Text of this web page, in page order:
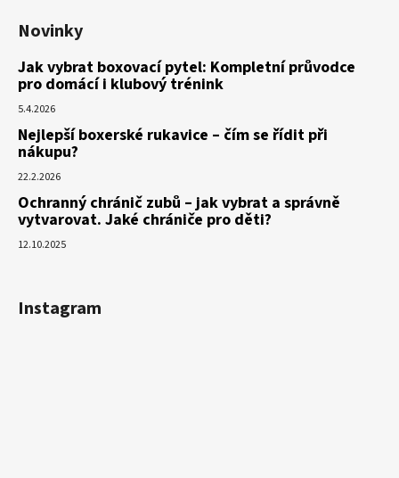
Novinky
Jak vybrat boxovací pytel: Kompletní průvodce
pro domácí i klubový trénink
5.4.2026
Nejlepší boxerské rukavice – čím se řídit při
nákupu?
22.2.2026
Ochranný chránič zubů – jak vybrat a správně
vytvarovat. Jaké chrániče pro děti?
12.10.2025
Instagram